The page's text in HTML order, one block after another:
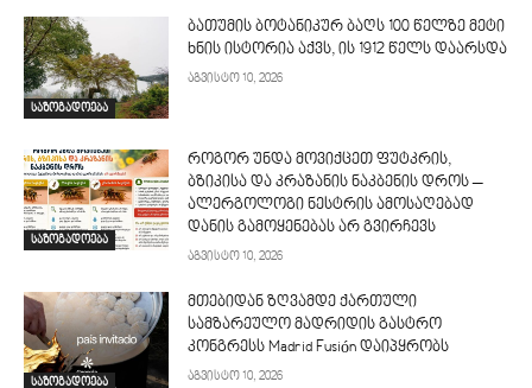
საზოგადოება
ბათუმის ბოტანიკურ ბაღს 100 წელზე მეტი
ხნის ისტორია აქვს, ის 1912 წელს დაარსდა
აგვისტო 10, 2026
საზოგადოება
როგორ უნდა მოვიქცეთ ფუტკრის,
ბზიკისა და კრაზანის ნაკბენის დროს –
ალერგოლოგი ნესტრის ამოსაღებად
დანის გამოყენებას არ გვირჩევს
აგვისტო 10, 2026
საზოგადოება
მთებიდან ზღვამდე ქართული
სამზარეულო მადრიდის გასტრო
კონგრესს Madrid Fusión დაიპყრობს
აგვისტო 10, 2026